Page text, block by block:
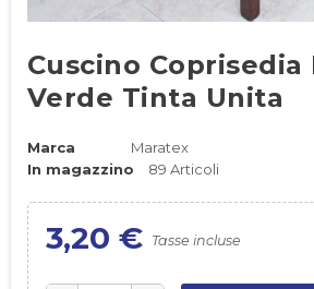
Cuscino Coprisedia
Verde Tinta Unita
Marca
Maratex
In magazzino
89 Articoli
3,20 € Tasse incluse